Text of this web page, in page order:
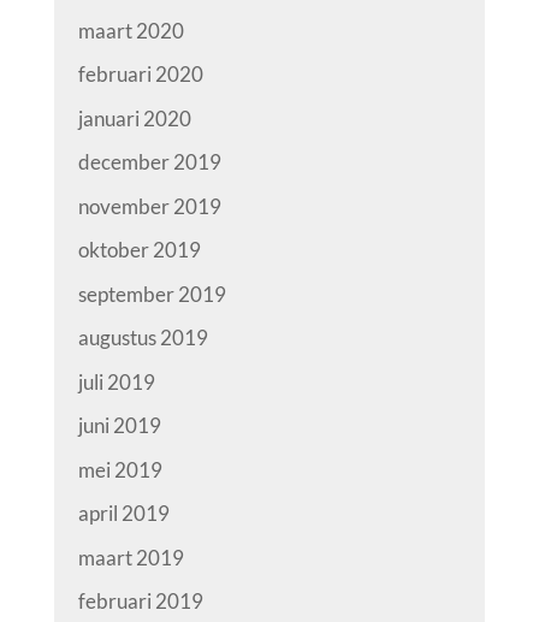
maart 2020
februari 2020
januari 2020
december 2019
november 2019
oktober 2019
september 2019
augustus 2019
juli 2019
juni 2019
mei 2019
april 2019
maart 2019
februari 2019